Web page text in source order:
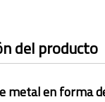
del producto
metal en forma